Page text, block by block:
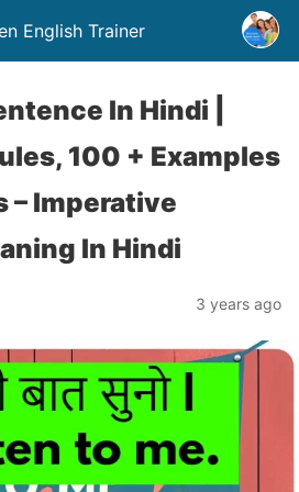
English Trainer
In Hindi |
100 + Examples
– Imperative
In Hindi
3 years ago